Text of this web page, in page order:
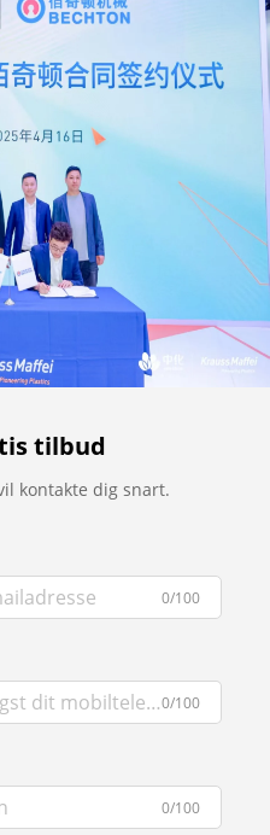
tilbud
kontakte dig snart.
0/100
0/100
0/100